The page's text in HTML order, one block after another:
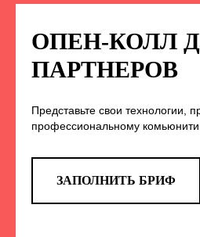
ОПЕН-КОЛЛ
ПАРТНЕРОВ
Представьте свои технологии,
профессиональному
ЗАПОЛНИТЬ БРИФ
НА НАС В СОЦСЕТЯХ
TELEGRAM
анонс новых спикеров и другие
новости конференции